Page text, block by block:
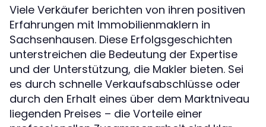
Viele Verkäufer berichten von ihren positiven
Erfahrungen mit Immobilienmaklern in
Sachsenhausen. Diese Erfolgsgeschichten
unterstreichen die Bedeutung der Expertise
und der Unterstützung, die Makler bieten. Sei
es durch schnelle Verkaufsabschlüsse oder
durch den Erhalt eines über dem Marktniveau
liegenden Preises – die Vorteile einer